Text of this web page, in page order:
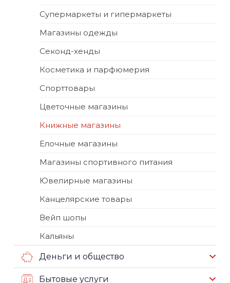
Супермаркеты и гипермаркеты
Магазины одежды
Секонд-хенды
Косметика и парфюмерия
Спорттовары
Цветочные магазины
Книжные магазины
Елочные магазины
Магазины спортивного питания
Ювелирные магазины
Канцелярские товары
Вейп шопы
Кальяны
Деньги и общество
Бытовые услуги